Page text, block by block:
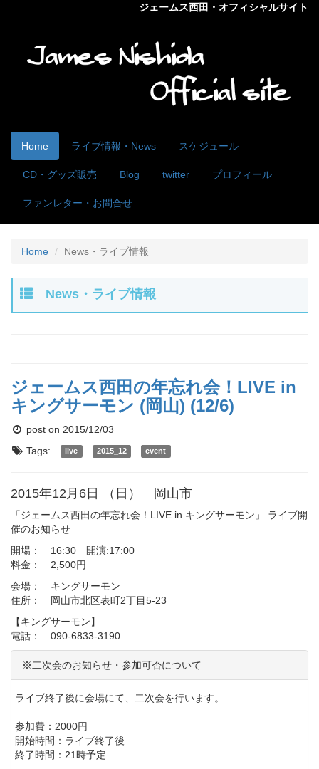
ジェームス西田・オフィシャルサイト
Home ライブ情報・News スケジュール
CD・グッズ販売 Blog twitter プロフィール
ファンレター・お問合せ
Home News・ライブ情報
News・ライブ情報
ジェームス西田の年忘れ会！LIVE in
キングサーモン (岡山) (12/6)
post on 2015/12/03
Tags:
live 2015_12 event
2015年12月6日 （日） 岡山市
「ジェームス西田の年忘れ会！LIVE in キングサーモン」 ライブ開
催のお知らせ
開場： 16:30 開演:17:00
料金： 2,500円
会場： キングサーモン
住所： 岡山市北区表町2丁目5-23
【キングサーモン】
電話： 090-6833-3190
※二次会のお知らせ・参加可否について
ライブ終了後に会場にて、二次会を行います。
参加費：2000円
開始時間：ライブ終了後
終了時間：21時予定